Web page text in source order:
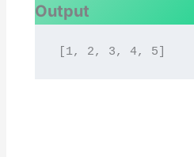
Output
[1, 2, 3, 4, 5]